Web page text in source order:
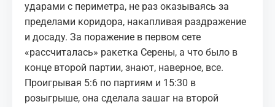
ударами с периметра, не раз оказываясь за
пределами коридора, накапливая раздражение
и досаду. За поражение в первом сете
«рассчиталась» ракетка Серены, а что было в
конце второй партии, знают, наверное, все.
Проигрывая 5:6 по партиям и 15:30 в
розыгрыше, она сделала зашаг на второй